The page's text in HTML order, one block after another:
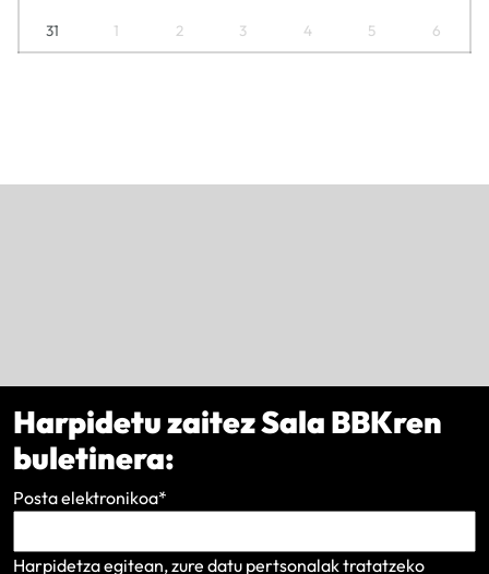
31 1 2 3 4 5 6
Harpidetu zaitez Sala BBKren
buletinera:
Posta elektronikoa*
Harpidetza egitean, zure datu pertsonalak tratatzeko